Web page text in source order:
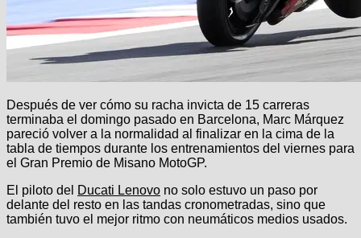
Después de ver cómo su racha invicta de 15 carreras
terminaba el domingo pasado en Barcelona, Marc Márquez
pareció volver a la normalidad al finalizar en la cima de la
tabla de tiempos durante los entrenamientos del viernes para
el Gran Premio de Misano MotoGP.
El piloto del Ducati Lenovo no solo estuvo un paso por
delante del resto en las tandas cronometradas, sino que
también tuvo el mejor ritmo con neumáticos medios usados.